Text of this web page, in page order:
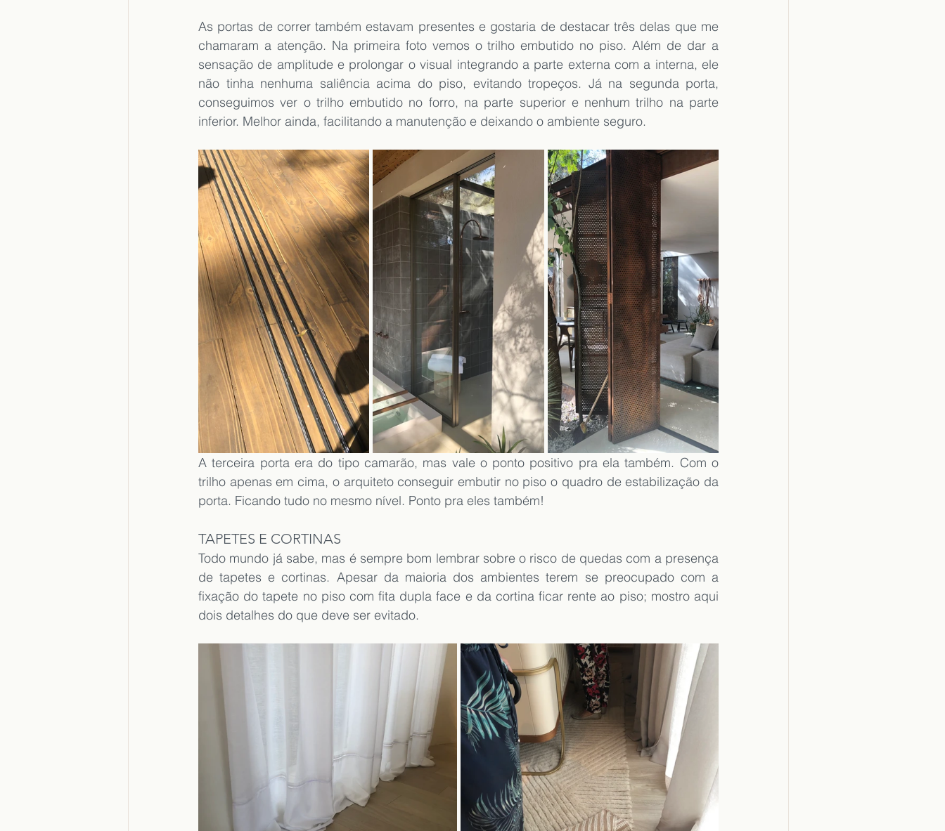
As portas de correr também estavam presentes e gostaria de destacar três delas que me
chamaram a atenção. Na primeira foto vemos o trilho embutido no piso. Além de dar a
sensação de amplitude e prolongar o visual integrando a parte externa com a interna, ele
não tinha nenhuma saliência acima do piso, evitando tropeços. Já na segunda porta,
conseguimos ver o trilho embutido no forro, na parte superior e nenhum trilho na parte
inferior. Melhor ainda, facilitando a manutenção e deixando o ambiente seguro.
A terceira porta era do tipo camarão, mas vale o ponto positivo pra ela também. Com o
trilho apenas em cima, o arquiteto conseguir embutir no piso o quadro de estabilização da
porta. Ficando tudo no mesmo nível. Ponto pra eles também!
TAPETES E CORTINAS
Todo mundo já sabe, mas é sempre bom lembrar sobre o risco de quedas com a presença
de tapetes e cortinas. Apesar da maioria dos ambientes terem se preocupado com a
fixação do tapete no piso com fita dupla face e da cortina ficar rente ao piso; mostro aqui
dois detalhes do que deve ser evitado.